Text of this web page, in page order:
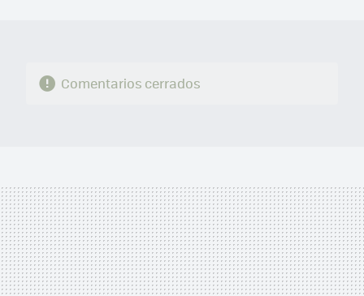
Comentarios cerrados